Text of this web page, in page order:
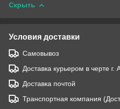
Скрыть
Условия доставки
Самовывоз
Доставка курьером в черте г.
Доставка почтой
Транспортная компания